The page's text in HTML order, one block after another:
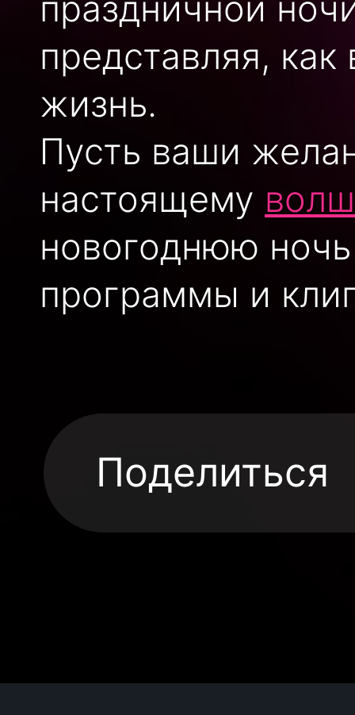
представляя,
жизнь.
Пусть ваши
настоящему
новогоднюю
программы и
Поделиться